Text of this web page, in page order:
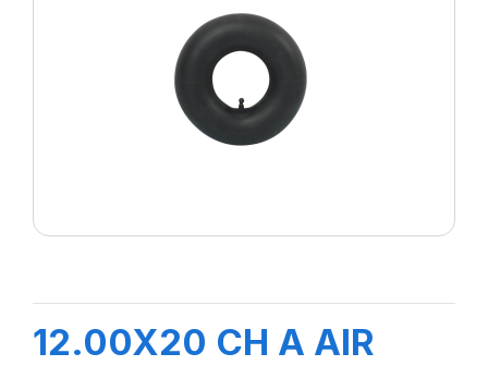
12.00X20 CH A AIR